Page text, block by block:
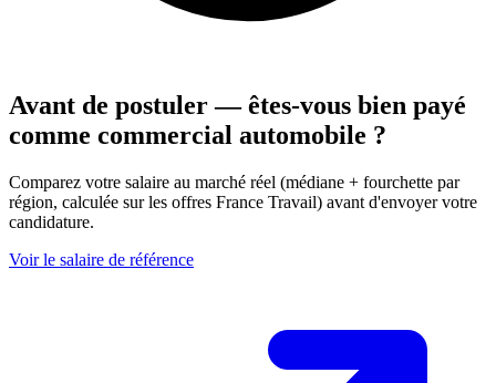
Avant de postuler — êtes-vous bien payé
comme commercial automobile ?
Comparez votre salaire au marché réel (médiane + fourchette par
région, calculée sur les offres France Travail) avant d'envoyer votre
candidature.
Voir le salaire de référence